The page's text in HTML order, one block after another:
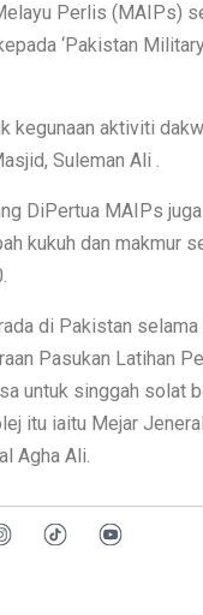
Perlis (MAIPs)
‘Pakistan
kegunaan aktiviti
Suleman Ali .
DiPertua MAIPs
kukuh dan makmur
di Pakistan
Pasukan Latihan
untuk singgah
itu iaitu Mejar
Agha Ali.